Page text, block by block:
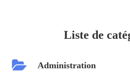
Liste de
Administration